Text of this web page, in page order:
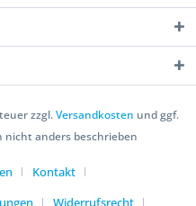
zzgl.Versandkosten und ggf.
anders beschrieben
Kontakt
Widerrufsrecht